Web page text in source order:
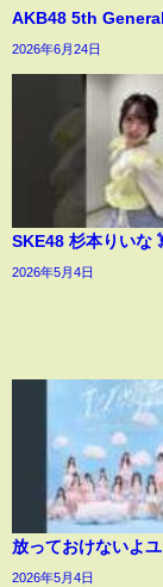
AKB48 5th
2026年6月24日
SKE48 杉本りいな
2026年5月4日
放っておけないよ
2026年5月4日